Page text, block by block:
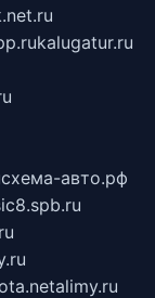
kalugatur.ru
схема-авто.рф
alimy.ru